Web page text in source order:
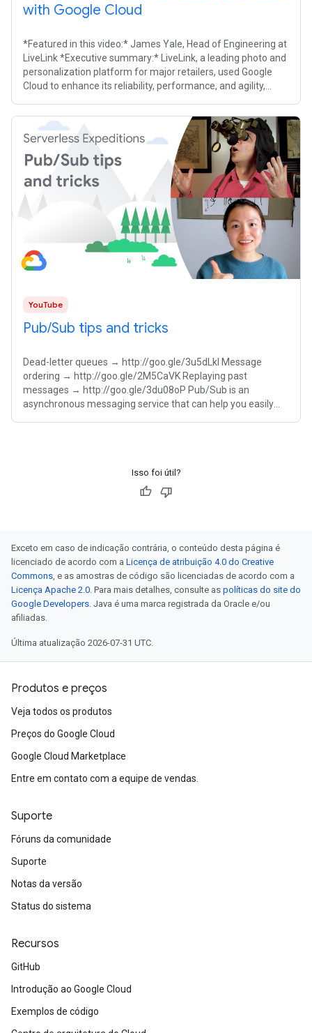
with Google Cloud
*Featured in this video:* James Yale, Head of Engineering at
LiveLink *Executive summary:* LiveLink, a leading photo and
personalization platform for major retailers, used Google
Cloud to enhance its reliability, performance, and agility,
YouTube
Pub/Sub tips and tricks
Dead-letter queues → http://goo.gle/3u5dLkl Message
ordering → http://goo.gle/2M5CaVK Replaying past
messages → http://goo.gle/3du08oP Pub/Sub is an
asynchronous messaging service that can help you easily
Isso foi útil?
Exceto em caso de indicação contrária, o conteúdo desta página é
licenciado de acordo com a Licença de atribuição 4.0 do Creative
Commons , e as amostras de código são licenciadas de acordo com a
Licença Apache 2.0 . Para mais detalhes, consulte as políticas do site do
Google Developers . Java é uma marca registrada da Oracle e/ou
afiliadas.
Última atualização 2026-07-31 UTC.
Produtos e preços
Veja todos os produtos
Preços do Google Cloud
Google Cloud Marketplace
Entre em contato com a equipe de vendas.
Suporte
Fóruns da comunidade
Suporte
Notas da versão
Status do sistema
Recursos
GitHub
Introdução ao Google Cloud
Exemplos de código